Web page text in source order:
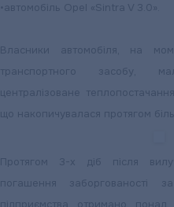
•автомобіль Opel «Sintra V 3.0».
Власники автомобіля, на
транспортного засобу,
централізоване
що накопичувалася протягом
Протягом 3-х діб після
погашення заборгованості
підприємства отримано